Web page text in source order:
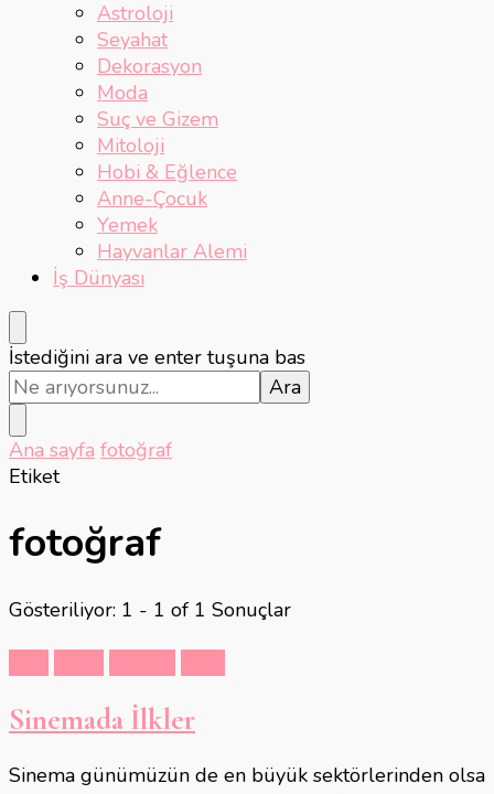
Astroloji
Seyahat
Dekorasyon
Moda
Suç ve Gizem
Mitoloji
Hobi & Eğlence
Anne-Çocuk
Yemek
Hayvanlar Alemi
İş Dünyası
Bir
şey
mi
arıyorsunuz?
İstediğini ara ve enter tuşuna bas
Ana sayfa fotoğraf
Etiket
fotoğraf
Gösteriliyor: 1 - 1 of 1 Sonuçlar
Sinemada İlkler
Sinema günümüzün de en büyük sektörlerinden olsa